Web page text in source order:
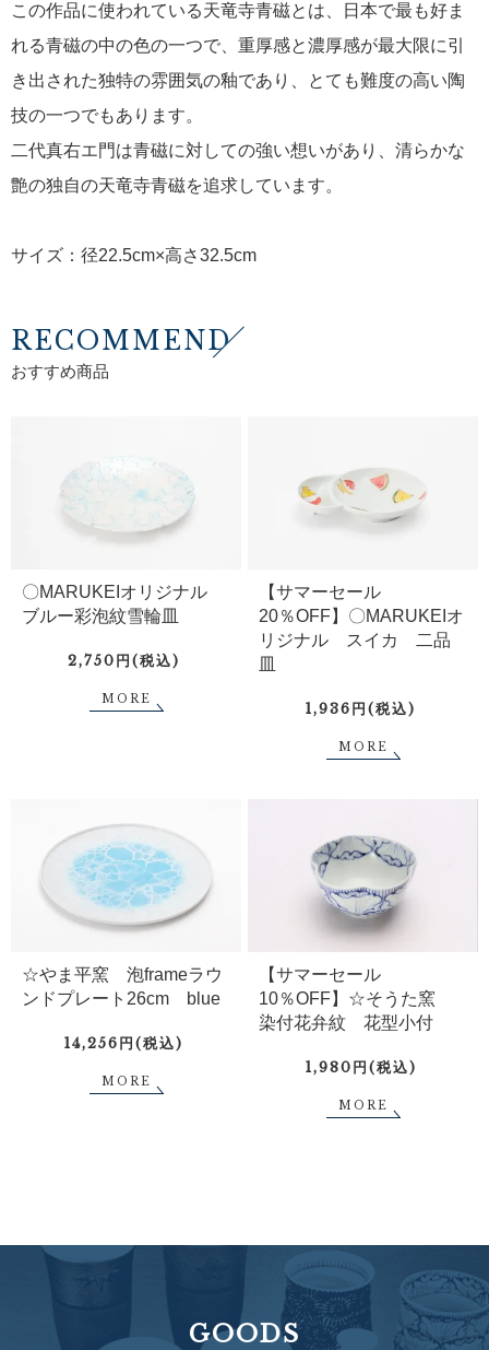
この作品に使われている天竜寺青磁とは、日本で最も好ま
れる青磁の中の色の一つで、重厚感と濃厚感が最大限に引
き出された独特の雰囲気の釉であり、とても難度の高い陶
技の一つでもあります。
二代真右エ門は青磁に対しての強い想いがあり、清らかな
艶の独自の天竜寺青磁を追求しています。
サイズ：径22.5cm×高さ32.5cm
RECOMMEND
おすすめ商品
〇MARUKEIオリジナル
ブルー彩泡紋雪輪皿
2,750円(税込)
MORE
【サマーセール
20％OFF】〇MARUKEIオ
リジナル スイカ 二品
皿
1,936円(税込)
MORE
☆やま平窯 泡frameラウ
ンドプレート26cm blue
14,256円(税込)
MORE
【サマーセール
10％OFF】☆そうた窯
染付花弁紋 花型小付
1,980円(税込)
MORE
GOODS